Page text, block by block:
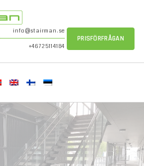
info@stairman.se
+46725114184
PRISFÖRFRÅGAN